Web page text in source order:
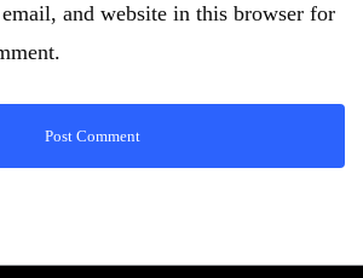
and website in this browser for